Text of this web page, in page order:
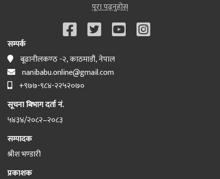
पूरा पढ्नुहोस्
सम्पर्क
बूढानीलकण्ठ -२, काठमाडौं, नेपाल
nanibabu.online@gmail.com
+९७७-९८४-२२५२०७०
सूचना बिभाग दर्ता नं.
५४३४/२०८२–२०८३
सम्पादक
श्रीश भण्डारी
प्रकाशक